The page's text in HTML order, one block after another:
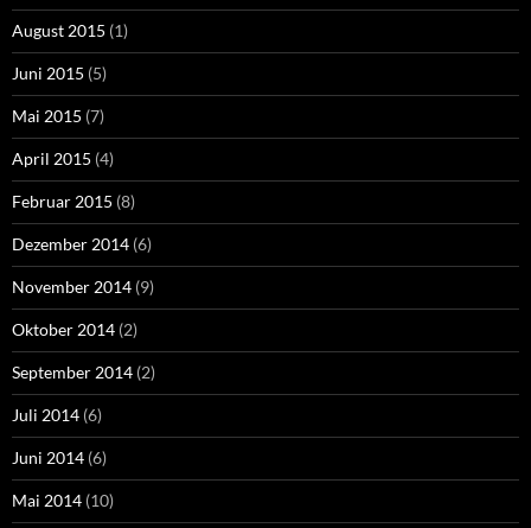
August 2015 (1)
Juni 2015 (5)
Mai 2015 (7)
April 2015 (4)
Februar 2015 (8)
Dezember 2014 (6)
November 2014 (9)
Oktober 2014 (2)
September 2014 (2)
Juli 2014 (6)
Juni 2014 (6)
Mai 2014 (10)